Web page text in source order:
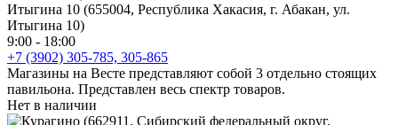
Итыгина 10 (655004, Республика Хакасия, г. Абакан, ул.
Итыгина 10)
9:00 - 18:00
+7 (3902) 305-785, 305-865
Магазины на Весте представляют собой 3 отдельно стоящих
павильона. Представлен весь спектр товаров.
Нет в наличии